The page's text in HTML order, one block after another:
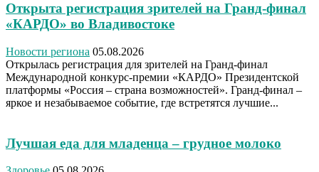
Открыта регистрация зрителей на Гранд-финал
«КАРДО» во Владивостоке
Новости региона 05.08.2026
Открылась регистрация для зрителей на Гранд-финал
Международной конкурс-премии «КАРДО» Президентской
платформы «Россия – страна возможностей». Гранд-финал –
яркое и незабываемое событие, где встретятся лучшие...
Лучшая еда для младенца – грудное молоко